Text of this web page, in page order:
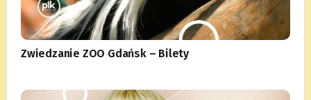
Zwiedzanie ZOO Gdańsk – Bilety